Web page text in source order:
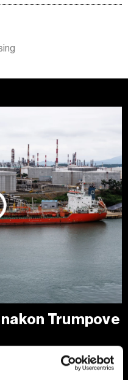
Trumpove
predsednik SAD Donald
'poslednju priliku' za